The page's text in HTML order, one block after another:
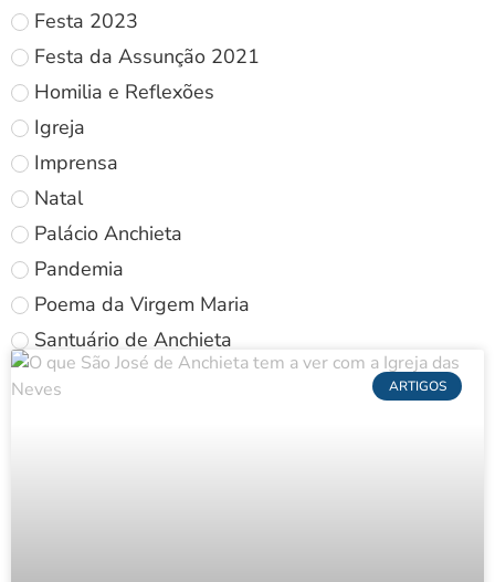
ARTIGOS
Festa 2023
Festa da Assunção 2021
Homilia e Reflexões
Igreja
Imprensa
Natal
Palácio Anchieta
Pandemia
Poema da Virgem Maria
Santuário de Anchieta